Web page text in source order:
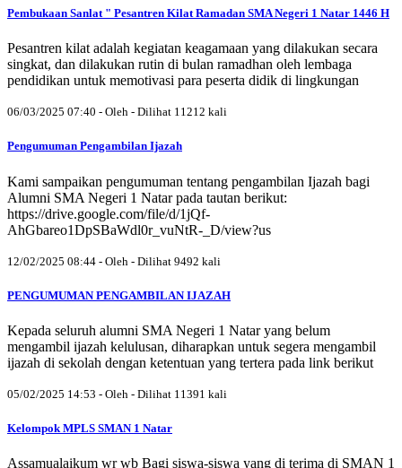
Pembukaan Sanlat " Pesantren Kilat Ramadan SMA Negeri 1 Natar 1446 H
Pesantren kilat adalah kegiatan keagamaan yang dilakukan secara
singkat, dan dilakukan rutin di bulan ramadhan oleh lembaga
pendidikan untuk memotivasi para peserta didik di lingkungan
06/03/2025 07:40 - Oleh - Dilihat 11212 kali
Pengumuman Pengambilan Ijazah
Kami sampaikan pengumuman tentang pengambilan Ijazah bagi
Alumni SMA Negeri 1 Natar pada tautan berikut:
https://drive.google.com/file/d/1jQf-
AhGbareo1DpSBaWdl0r_vuNtR-_D/view?us
12/02/2025 08:44 - Oleh - Dilihat 9492 kali
PENGUMUMAN PENGAMBILAN IJAZAH
Kepada seluruh alumni SMA Negeri 1 Natar yang belum
mengambil ijazah kelulusan, diharapkan untuk segera mengambil
ijazah di sekolah dengan ketentuan yang tertera pada link berikut
05/02/2025 14:53 - Oleh - Dilihat 11391 kali
Kelompok MPLS SMAN 1 Natar
Assamualaikum wr wb Bagi siswa-siswa yang di terima di SMAN 1